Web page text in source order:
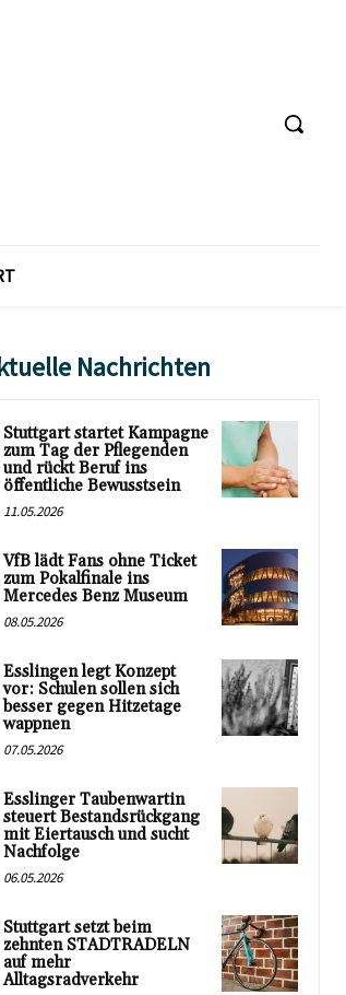
Nachrichten
Stuttgart startet Kampagne
zum Tag der Pflegenden
und rückt Beruf ins
öffentliche Bewusstsein
11.05.2026
VfB lädt Fans ohne Ticket
zum Pokalfinale ins
Mercedes Benz Museum
08.05.2026
Esslingen legt Konzept
vor: Schulen sollen sich
besser gegen Hitzetage
wappnen
07.05.2026
Esslinger Taubenwartin
steuert Bestandsrückgang
mit Eiertausch und sucht
Nachfolge
06.05.2026
Stuttgart setzt beim
zehnten STADTRADELN
auf mehr
Alltagsradverkehr